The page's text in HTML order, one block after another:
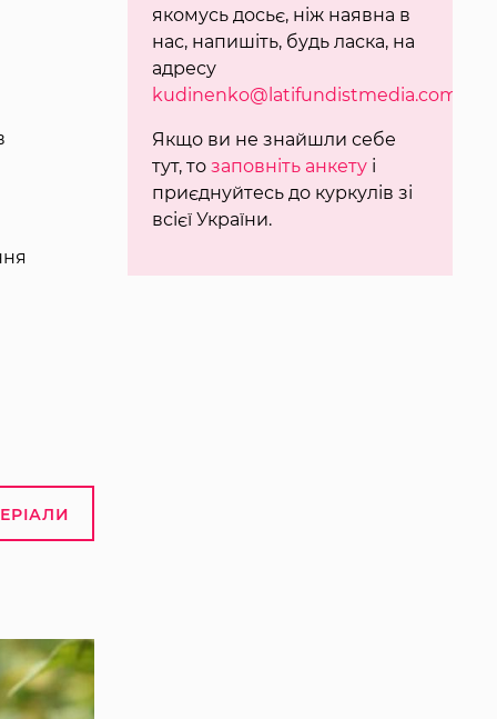
якомусь досьє, ніж наявна в
нас, напишіть, будь ласка, на
адресу
kudinenko@latifundistmedia.com
Якщо ви не знайшли себе
тут, то заповніть анкетуі
приєднуйтесь до куркулів зі
всієї України.